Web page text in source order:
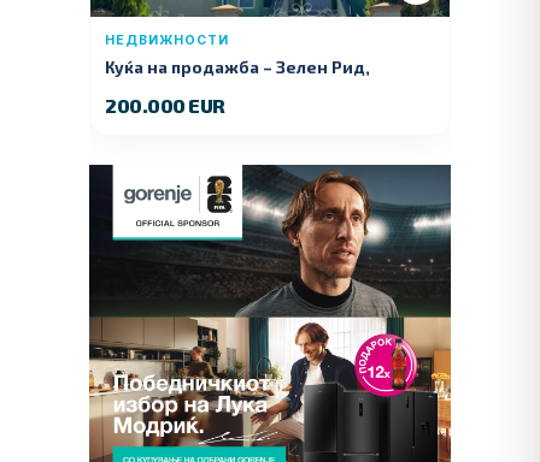
НЕДВИЖНОСТИ
Куќа на продажба – Зелeн Рид,
200.000 EUR